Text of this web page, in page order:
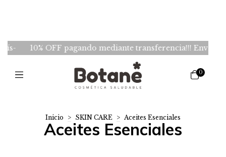
10% OFF pagando mediante transferencia!!! Envios
0
Inicio > SKIN CARE > Aceites Esenciales
Aceites Esenciales